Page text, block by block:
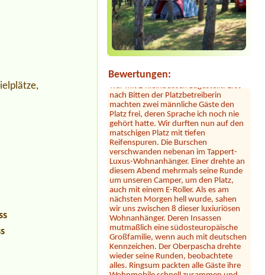
Bewertungen:
Sylvia Vodel***
Die Bilder mit dem See täuschen. Der
See liegt ein Stück entfernt. Dafür ist
das Camping nah an der Autobahn.
Der Hammer kommt jetzt: dort hauste
war mit 2 Kleinbussen zugestellt. Erst
nach Bitten der Platzbetreiberin
machten zwei männliche Gäste den
Platz frei, deren Sprache ich noch nie
gehört hatte. Wir durften nun auf den
matschigen Platz mit tiefen
Reifenspuren. Die Burschen
verschwanden nebenan im Tappert-
Luxus-Wohnanhänger. Einer drehte an
diesem Abend mehrmals seine Runde
um unseren Camper, um den Platz,
auch mit einem E-Roller. Als es am
nächsten Morgen hell wurde, sahen
wir uns zwischen 8 dieser luxiuriösen
Wohnanhänger. Deren Insassen
mutmaßlich eine südosteuropäische
Großfamilie, wenn auch mit deutschen
Kennzeichen. Der Oberpascha drehte
wieder seine Runden, beobachtete
alles. Ringsum packten alle Gäste ihre
Wohnmobile schnell zusammen und
verschwanden. Wir auch!